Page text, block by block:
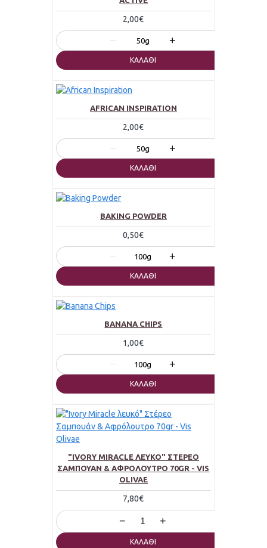
2,00€
− 50g +
ΚΑΛΆΘΙ
AFRICAN INSPIRATION
2,00€
− 50g +
ΚΑΛΆΘΙ
BAKING POWDER
0,50€
− 100g +
ΚΑΛΆΘΙ
BANANA CHIPS
1,00€
− 100g +
ΚΑΛΆΘΙ
"IVORY MIRACLE ΛΕΥΚΌ" ΣΤΈΡΕΟ
ΣΑΜΠΟΥΆΝ & ΑΦΡΌΛΟΥΤΡΟ 70GR - VIS
OLIVAE
7,80€
− +
ΚΑΛΆΘΙ